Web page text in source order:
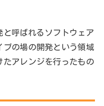
と呼ばれるソフトウェア
ブの場の開発という領域
たアレンジを行ったもの